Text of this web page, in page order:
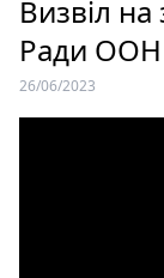
Визвіл на
Ради ООН
26/06/2023